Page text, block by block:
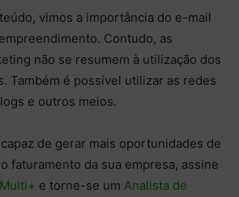
vimos a importância do e-mail
Contudo, as
não se resumem à utilização dos
Também é possível utilizar as redes
e outros meios.
de gerar mais oportunidades de
faturamento da sua empresa, assine
Multi+ e torne-se um Analista de